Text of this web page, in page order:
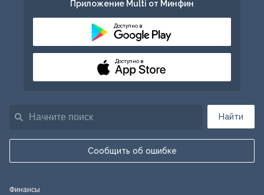
Найти
Сообщить об ошибке
Приложение Multi от Минфин
Доступно в
Доступно в
Финансы